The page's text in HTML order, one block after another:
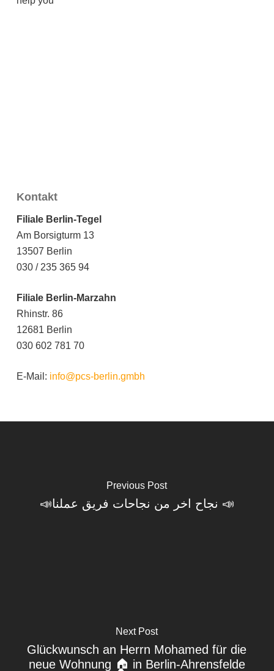
Kontakt
Filiale Berlin-Tegel
Am Borsigturm 13
13507 Berlin
030 / 235 365 94
Filiale Berlin-Marzahn
Rhinstr. 86
12681 Berlin
030 602 781 70
E-Mail: info@pcs-berlin.gmbh
Previous Post
📣نجاح اخر من نجاحات فريق عملنا 📣
Next Post
Glückwunsch an Herrn Mohamed für die
neue Wohnung 🏠 in Berlin-Ahrensfelde